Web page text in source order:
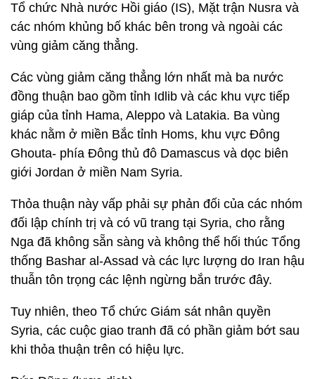
Tổ chức Nhà nước Hồi giáo (IS), Mặt trận Nusra và
các nhóm khủng bố khác bên trong và ngoài các
vùng giảm căng thẳng.
Các vùng giảm căng thẳng lớn nhất mà ba nước
đồng thuận bao gồm tỉnh Idlib và các khu vực tiếp
giáp của tỉnh Hama, Aleppo và Latakia. Ba vùng
khác nằm ở miền Bắc tỉnh Homs, khu vực Đông
Ghouta- phía Đông thủ đô Damascus và dọc biên
giới Jordan ở miền Nam Syria.
Thỏa thuận này vấp phải sự phản đối của các nhóm
đối lập chính trị và có vũ trang tại Syria, cho rằng
Nga đã không sẵn sàng và không thể hối thúc Tổng
thống Bashar al-Assad và các lực lượng do Iran hậu
thuẫn tôn trọng các lệnh ngừng bắn trước đây.
Tuy nhiên, theo Tổ chức Giám sát nhân quyền
Syria, các cuộc giao tranh đã có phần giảm bớt sau
khi thỏa thuận trên có hiệu lực.